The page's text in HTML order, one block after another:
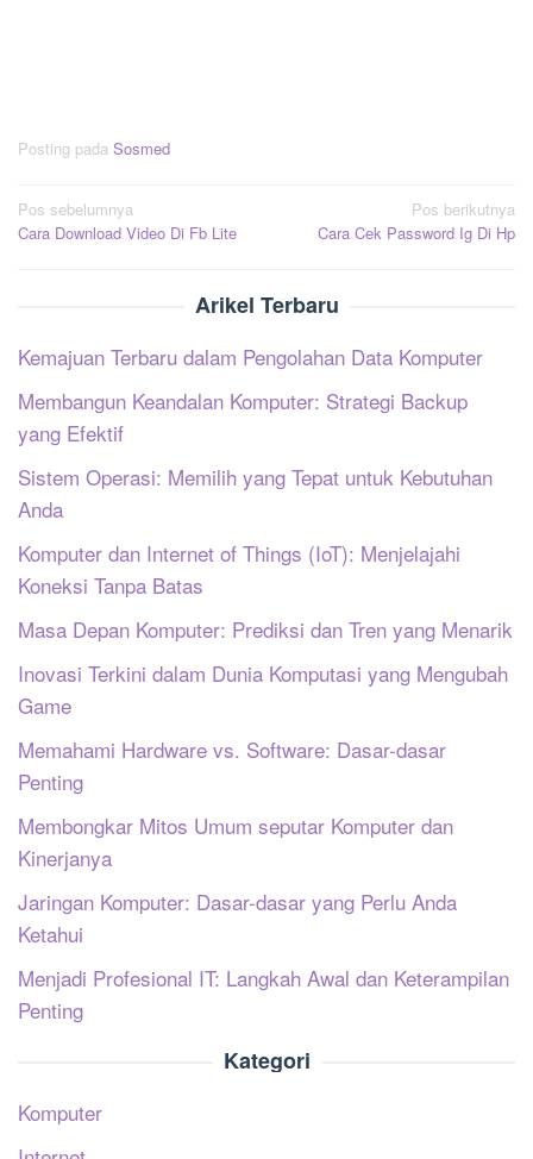
Posting pada Sosmed
Navigasi
pos
Pos sebelumnya
Cara Download Video Di Fb Lite
Pos berikutnya
Cara Cek Password Ig Di Hp
Arikel Terbaru
Kemajuan Terbaru dalam Pengolahan Data Komputer
Membangun Keandalan Komputer: Strategi Backup
yang Efektif
Sistem Operasi: Memilih yang Tepat untuk Kebutuhan
Anda
Komputer dan Internet of Things (IoT): Menjelajahi
Koneksi Tanpa Batas
Masa Depan Komputer: Prediksi dan Tren yang Menarik
Inovasi Terkini dalam Dunia Komputasi yang Mengubah
Game
Memahami Hardware vs. Software: Dasar-dasar
Penting
Membongkar Mitos Umum seputar Komputer dan
Kinerjanya
Jaringan Komputer: Dasar-dasar yang Perlu Anda
Ketahui
Menjadi Profesional IT: Langkah Awal dan Keterampilan
Penting
Kategori
Komputer